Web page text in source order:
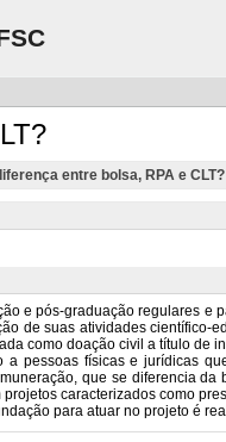
entre bolsa, RPA e CLT?